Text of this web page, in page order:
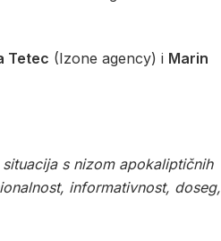
Tetec (Izone agency) i Marin
s nizom apokaliptičnih
informativnost, doseg,